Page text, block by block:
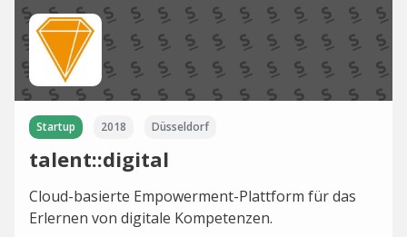
Startup 2018 Düsseldorf
talent::digital
Cloud-basierte Empowerment-Plattform für das
Erlernen von digitale Kompetenzen.